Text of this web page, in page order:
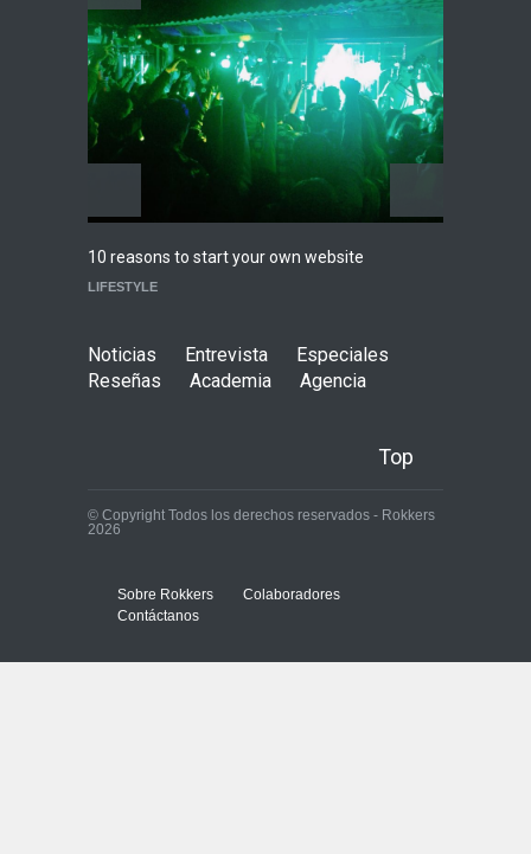
Playlist Dale Mixx 2026:
escucha las canciones que
sonarán en el festival
Agenda , ARTICULO ,Conciertos
10 reasons to start your own website
LIFESTYLE
Noticias Entrevista
Especiales
Reseñas
Academia Agencia
Top
© Copyright Todos los derechos reservados - Rokkers
2026
Sobre Rokkers
Colaboradores
Contáctanos